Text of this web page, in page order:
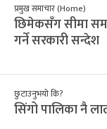
प्रमुख समाचार (Home)
छिमेकसँग सीमा
गर्ने सरकारी सन्देश
छुटाउनुभयो कि?
सिंगो पालिका नै